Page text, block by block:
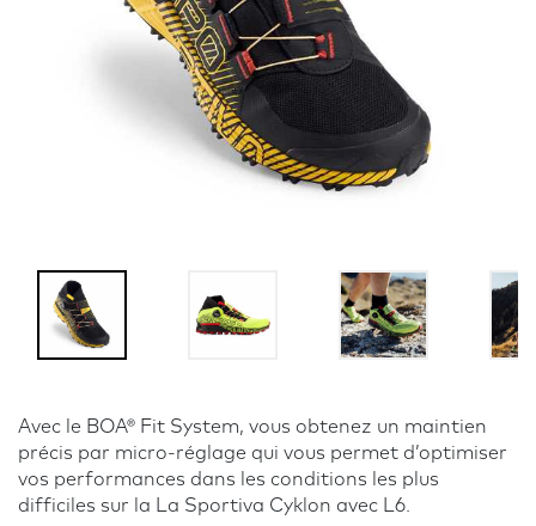
Avec le BOA® Fit System, vous obtenez un maintien
précis par micro-réglage qui vous permet d’optimiser
vos performances dans les conditions les plus
difficiles sur la La Sportiva Cyklon avec L6.